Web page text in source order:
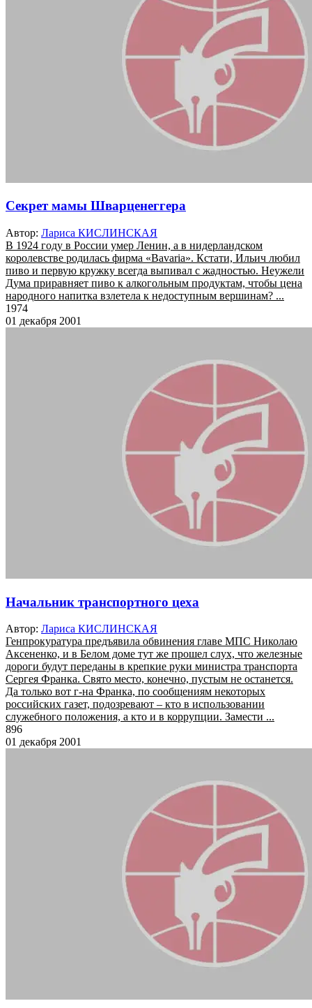
Секрет мамы Шварценеггера
Автор: Лариса КИСЛИНСКАЯ
В 1924 году в России умер Ленин, а в нидерландском
королевстве родилась фирма «Bavaria». Кстати, Ильич любил
пиво и первую кружку всегда выпивал с жадностью. Неужели
Дума приравняет пиво к алкогольным продуктам, чтобы цена
народного напитка взлетела к недоступным вершинам? ...
1974
01 декабря 2001
Начальник транспортного цеха
Автор: Лариса КИСЛИНСКАЯ
Генпрокуратура предъявила обвинения главе МПС Николаю
Аксененко, и в Белом доме тут же прошел слух, что железные
дороги будут переданы в крепкие руки министра транспорта
Сергея Франка. Свято место, конечно, пустым не останется.
Да только вот г-на Франка, по сообщениям некоторых
российских газет, подозревают – кто в использовании
служебного положения, а кто и в коррупции. Замести ...
896
01 декабря 2001